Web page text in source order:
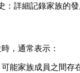
：詳細記錄家族的
，通常表示：
能家族成員之間存